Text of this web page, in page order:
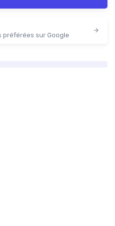
préférées sur Google